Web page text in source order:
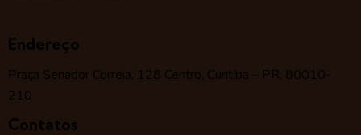
Endereço
Praça Senador Correia, 128 Centro, Curitiba – PR, 80010-
210
Contatos